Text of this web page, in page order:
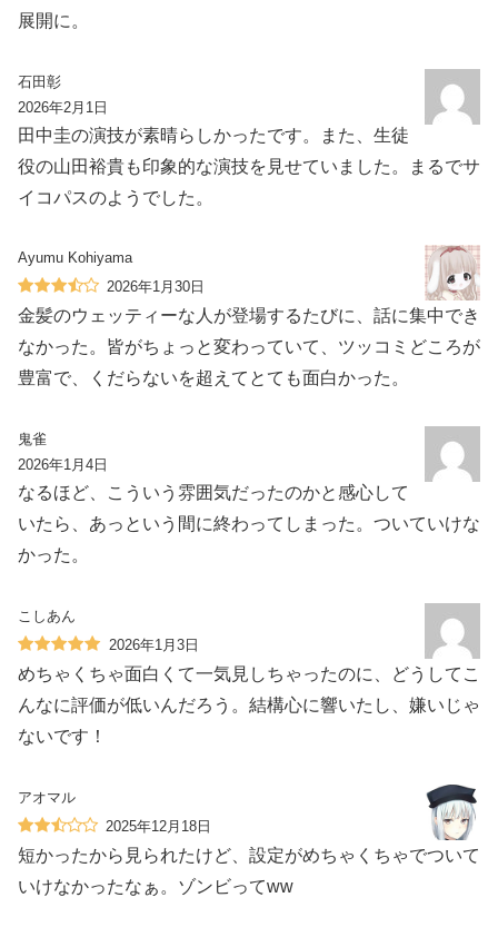
展開に。
石田彰
2026年2月1日
田中圭の演技が素晴らしかったです。また、生徒
役の山田裕貴も印象的な演技を見せていました。まるでサ
イコパスのようでした。
Ayumu Kohiyama
2026年1月30日
金髪のウェッティーな人が登場するたびに、話に集中でき
なかった。皆がちょっと変わっていて、ツッコミどころが
豊富で、くだらないを超えてとても面白かった。
鬼雀
2026年1月4日
なるほど、こういう雰囲気だったのかと感心して
いたら、あっという間に終わってしまった。ついていけな
かった。
こしあん
2026年1月3日
めちゃくちゃ面白くて一気見しちゃったのに、どうしてこ
んなに評価が低いんだろう。結構心に響いたし、嫌いじゃ
ないです！
アオマル
2025年12月18日
短かったから見られたけど、設定がめちゃくちゃでついて
いけなかったなぁ。ゾンビってww